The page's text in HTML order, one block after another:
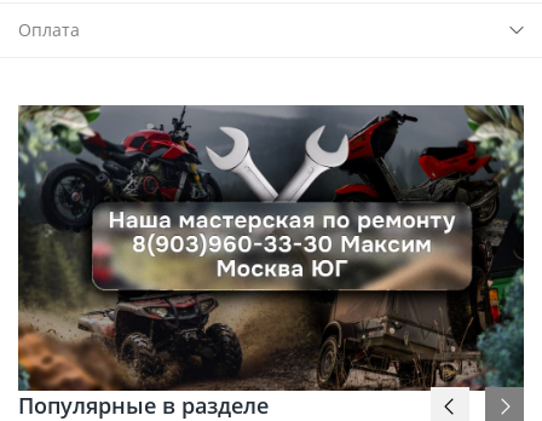
Оплата
Популярные в разделе